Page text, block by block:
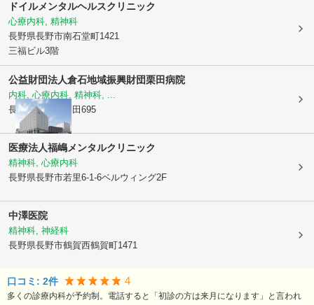
ドイルメンタルヘルスクリニック
心療内科, 精神科
長野県長野市南石堂町1421
三福ビル3階
公益財団法人倉石地域振興財団栗田病院
内科, 心療内科, 精神科, ...
長野県長野市
栗田695
医療法人福嶋メンタルクリニック
精神科, 心療内科
長野県長野市若里6-1-6ベルウィング2F
中澤医院
精神科, 神経科
長野県長野市鶴賀西鶴賀町1471
口コミ: 2件 4
多くの診療内科が予約制。電話すると「初診の方は来月になります」と言われ